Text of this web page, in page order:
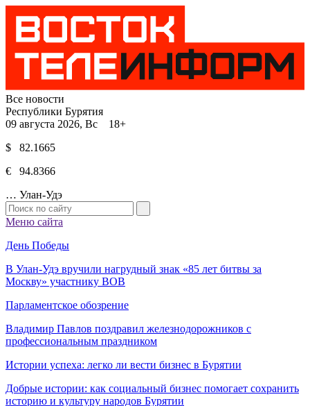
Все новости
Республики Бурятия
09 августа 2026, Вс 18+
$ 82.1665
€ 94.8366
… Улан-Удэ
Меню сайта
День Победы
В Улан-Удэ вручили нагрудный знак «85 лет битвы за
Москву» участнику ВОВ
Парламентское обозрение
Владимир Павлов поздравил железнодорожников с
профессиональным праздником
Истории успеха: легко ли вести бизнес в Бурятии
Добрые истории: как социальный бизнес помогает сохранить
историю и культуру народов Бурятии